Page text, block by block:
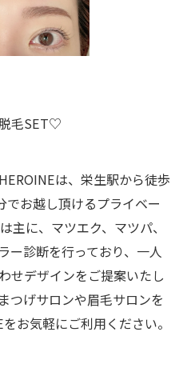
毛SET♡
は、栄生駅から徒歩
お越し頂けるプライベー
主に、マツエク、マツパ、
ー診断を行っており、一人
せデザインをご提案いたし
つげサロンや眉毛サロンを
お気軽にご利用ください。